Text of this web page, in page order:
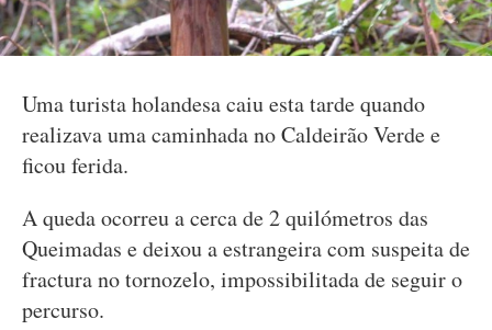
Uma turista holandesa caiu esta tarde quando
realizava uma caminhada no Caldeirão Verde e
ficou ferida.
A queda ocorreu a cerca de 2 quilómetros das
Queimadas e deixou a estrangeira com suspeita de
fractura no tornozelo, impossibilitada de seguir o
percurso.